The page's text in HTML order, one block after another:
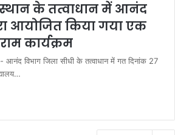
के तत्वाधान में आनंद
आयोजित किया गया एक
कार्यक्रम
विभाग जिला सीधी के तत्वाधान में गत दिनांक 27